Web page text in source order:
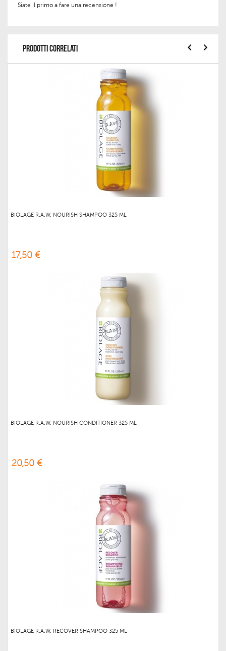
Siate il primo a fare una recensione !
PRODOTTI CORRELATI
BIOLAGE R.A.W. NOURISH SHAMPOO 325 ML
17,50 €
BIOLAGE R.A.W. NOURISH CONDITIONER 325 ML
20,50 €
BIOLAGE R.A.W. RECOVER SHAMPOO 325 ML